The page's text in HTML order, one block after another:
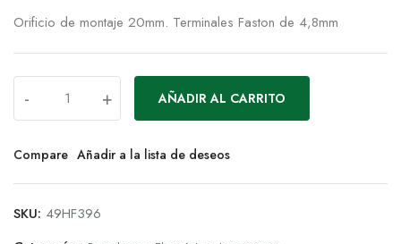
Orificio de montaje 20mm. Terminales Faston de 4,8mm
- + AÑADIR AL CARRITO
Compare Añadir a la lista de deseos
SKU: 49HF396